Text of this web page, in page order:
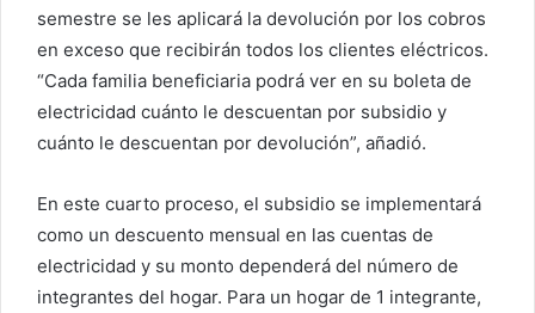
semestre se les aplicará la devolución por los cobros
en exceso que recibirán todos los clientes eléctricos.
“Cada familia beneficiaria podrá ver en su boleta de
electricidad cuánto le descuentan por subsidio y
cuánto le descuentan por devolución”, añadió.
En este cuarto proceso, el subsidio se implementará
como un descuento mensual en las cuentas de
electricidad y su monto dependerá del número de
integrantes del hogar. Para un hogar de 1 integrante,